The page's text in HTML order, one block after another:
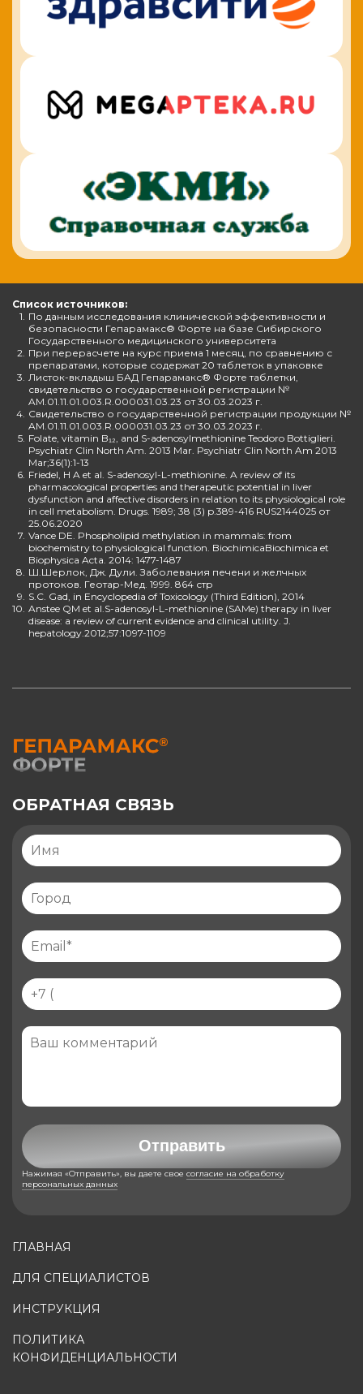
Список источников:
1. По данным исследования клинической эффективности и
безопасности Гепарамакс® Форте на базе Сибирского
Государственного медицинского университета
2. При перерасчете на курс приема 1 месяц, по сравнению с
препаратами, которые содержат 20 таблеток в упаковке
3. Листок-вкладыш БАД Гепарамакс® Форте таблетки,
свидетельство о государственной регистрации №
AM.01.11.01.003.R.000031.03.23 от 30.03.2023 г.
4. Свидетельство о государственной регистрации продукции №
AM.01.11.01.003.R.000031.03.23 от 30.03.2023 г.
5. Folate, vitamin B₁₂, and S-adenosylmethionine Teodoro Bottiglieri.
Psychiatr Clin North Am. 2013 Mar. Psychiatr Clin North Am 2013
Mar;36(1):1-13
6. Friedel, H A et al. S-adenosyl-L-methionine. A review of its
pharmacological properties and therapeutic potential in liver
dysfunction and affective disorders in relation to its physiological role
in cell metabolism. Drugs. 1989; 38 (3) p.389-416 RUS2144025 от
25.06.2020
7. Vance DE. Phospholipid methylation in mammals: from
biochemistry to physiological function. BiochimicaBiochimica et
Biophysica Acta. 2014: 1477-1487
8. Ш.Шерлок, Дж. Дули. Заболевания печени и желчных
протоков. Геотар-Мед. 1999. 864 стр
9. S.C. Gad, in Encyclopedia of Toxicology (Third Edition), 2014
10. Anstee QM et al.S-adenosyl-L-methionine (SAMe) therapy in liver
disease: a review of current evidence and clinical utility. J.
hepatology.2012;57:1097-1109
ГЛАВНАЯ
ДЛЯ СПЕЦИАЛИСТОВ
ИНСТРУКЦИЯ
ПОЛИТИКА
КОНФИДЕНЦИАЛЬНОСТИ
ОБРАТНАЯ СВЯЗЬ
Отправить
Нажимая «Отправить», вы даете свое согласие на обработку
персональных данных